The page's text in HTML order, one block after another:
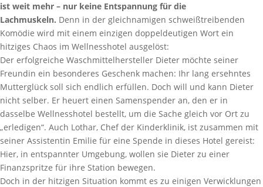
ist weit mehr – nur keine Entspannung für die
Lachmuskeln. Denn in der gleichnamigen schweißtreibenden
Komödie wird mit einem einzigen doppeldeutigen Wort ein
hitziges Chaos im Wellnesshotel ausgelöst:
Der erfolgreiche Waschmittelhersteller Dieter möchte seiner
Freundin ein besonderes Geschenk machen: Ihr lang ersehntes
Mutterglück soll sich endlich erfüllen. Doch will und kann Dieter
nicht selber. Er heuert einen Samenspender an, den er in
dasselbe Wellnesshotel bestellt, um die Sache gleich vor Ort zu
„erledigen“. Auch Lothar, Chef der Kinderklinik, ist zusammen mit
seiner Assistentin Emilie für eine Spende in dieses Hotel gereist:
Hier, in entspannter Umgebung, wollen sie Dieter zu einer
Finanzspritze für ihre Station bewegen.
Doch in der hitzigen Situation kommt es zu einigen Verwicklungen